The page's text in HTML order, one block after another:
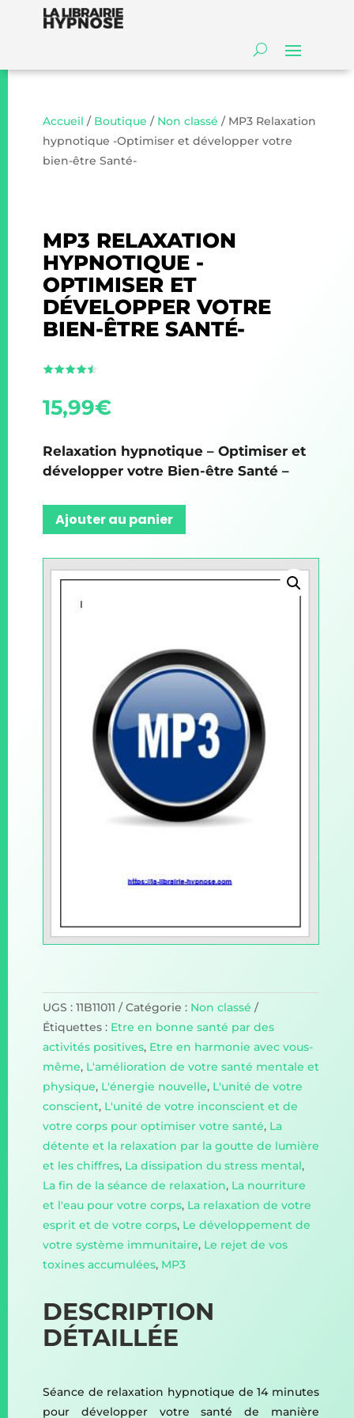
Accueil / Boutique / Non classé / MP3 Relaxation
hypnotique -Optimiser et développer votre
bien-être Santé-
MP3 RELAXATION
HYPNOTIQUE -
OPTIMISER ET
DÉVELOPPER VOTRE
BIEN-ÊTRE SANTÉ-
15,99€
Relaxation hypnotique – Optimiser et
développer votre Bien-être Santé –
Ajouter au panier
UGS : 11B11011 Catégorie : Non classé
Étiquettes : Etre en bonne santé par des
activités positives, Etre en harmonie avec vous-
même, L'amélioration de votre santé mentale et
physique, L'énergie nouvelle, L'unité de votre
conscient, L'unité de votre inconscient et de
votre corps pour optimiser votre santé, La
détente et la relaxation par la goutte de lumière
et les chiffres, La dissipation du stress mental,
La fin de la séance de relaxation, La nourriture
et l'eau pour votre corps, La relaxation de votre
esprit et de votre corps, Le développement de
votre système immunitaire, Le rejet de vos
toxines accumulées, MP3
DESCRIPTION
DÉTAILLÉE
Séance de relaxation hypnotique de 14 minutes
pour développer votre santé de manière